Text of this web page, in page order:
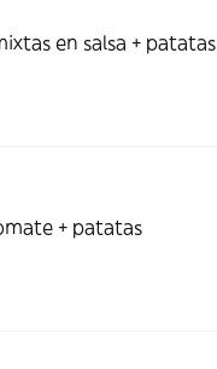
en salsa + patatas
+ patatas